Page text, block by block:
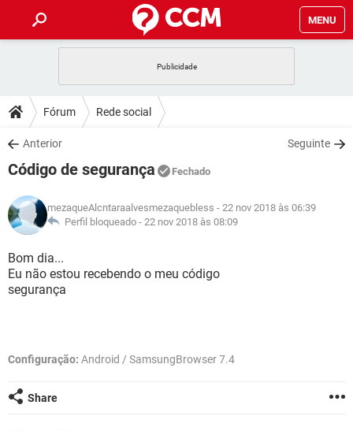
MENU
CELULAR
OUTLOOK
INSTAGRAM GMAIL
GUIA DE COMPRAS
DICAS
JOGOS
INSTAGRAM GMAIL
GUIA DE COMPRAS
DOWNLOADS
JOGOS WHATSAPP
CELULAR
OUTLOOK EXCEL
INSTAGRAM
GUIA DE COMPRAS
FÓRUM
JOGOS WHATSAPP
CELULAR
OUTLOOK
INSTAGRAM
GLOSSÁRIO
JOGOS
CELULAR FACEBOOK
GUIA DE COMPRAS
Fórum Rede social
Anterior Seguinte
Código de segurança Fechado
mezaqueAlcntaraalvesmezaquebless - 22 nov 2018 às 06:39
Perfil bloqueado - 22 nov 2018 às 08:09
Bom dia...
Eu não estou recebendo o meu código
segurança
Configuração: Android / SamsungBrowser 7.4
Share